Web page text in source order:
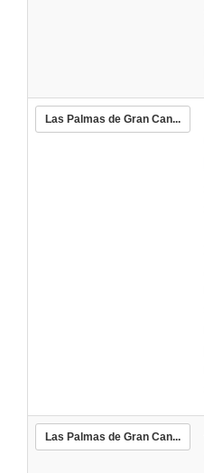
Las Palmas de Gran Can...
Las Palmas de Gran Can...